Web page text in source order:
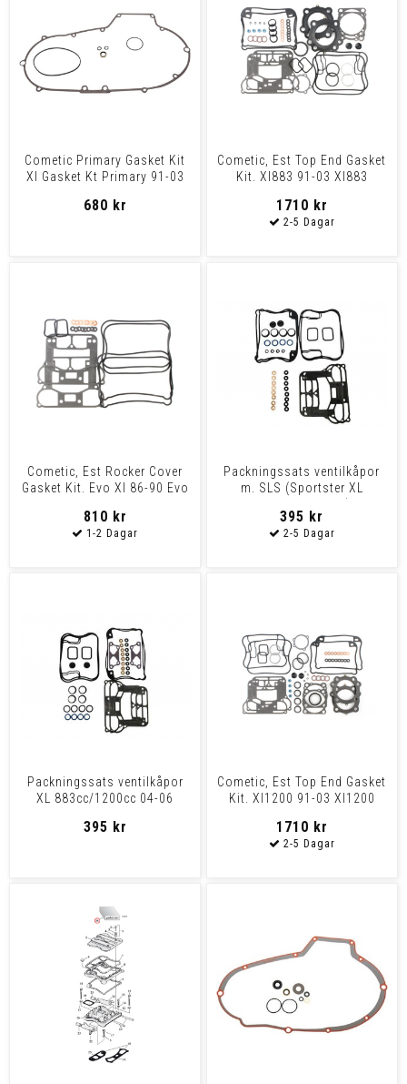
Cometic Primary Gasket Kit
Xl Gasket Kt Primary 91-03
680 kr
Cometic, Est Top End Gasket
Kit. Xl883 91-03 Xl883
1710 kr
Cometic, Est Rocker Cover
Gasket Kit. Evo Xl 86-90 Evo
810 kr
Packningssats ventilkåpor
m. SLS (Sportster XL
395 kr
Packningssats ventilkåpor
XL 883cc/1200cc 04-06
395 kr
Cometic, Est Top End Gasket
Kit. Xl1200 91-03 Xl1200
1710 kr